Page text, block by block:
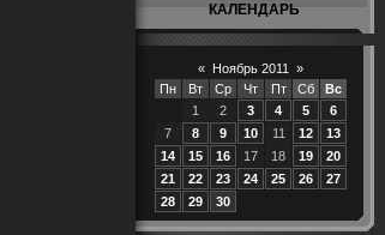
КАЛЕНДАРЬ
« Ноябрь 2011
»
Пн
Вт Ср Чт Пт Сб
Вс
1
2 3 4 5
6
7
8 9 10 11 12
13
14
15 16 17 18 19
20
21
22 23 24 25 26
27
28
29 30